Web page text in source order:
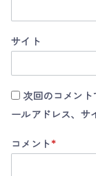
サイト
次回のコメン
ールアドレス、サ
コメント*